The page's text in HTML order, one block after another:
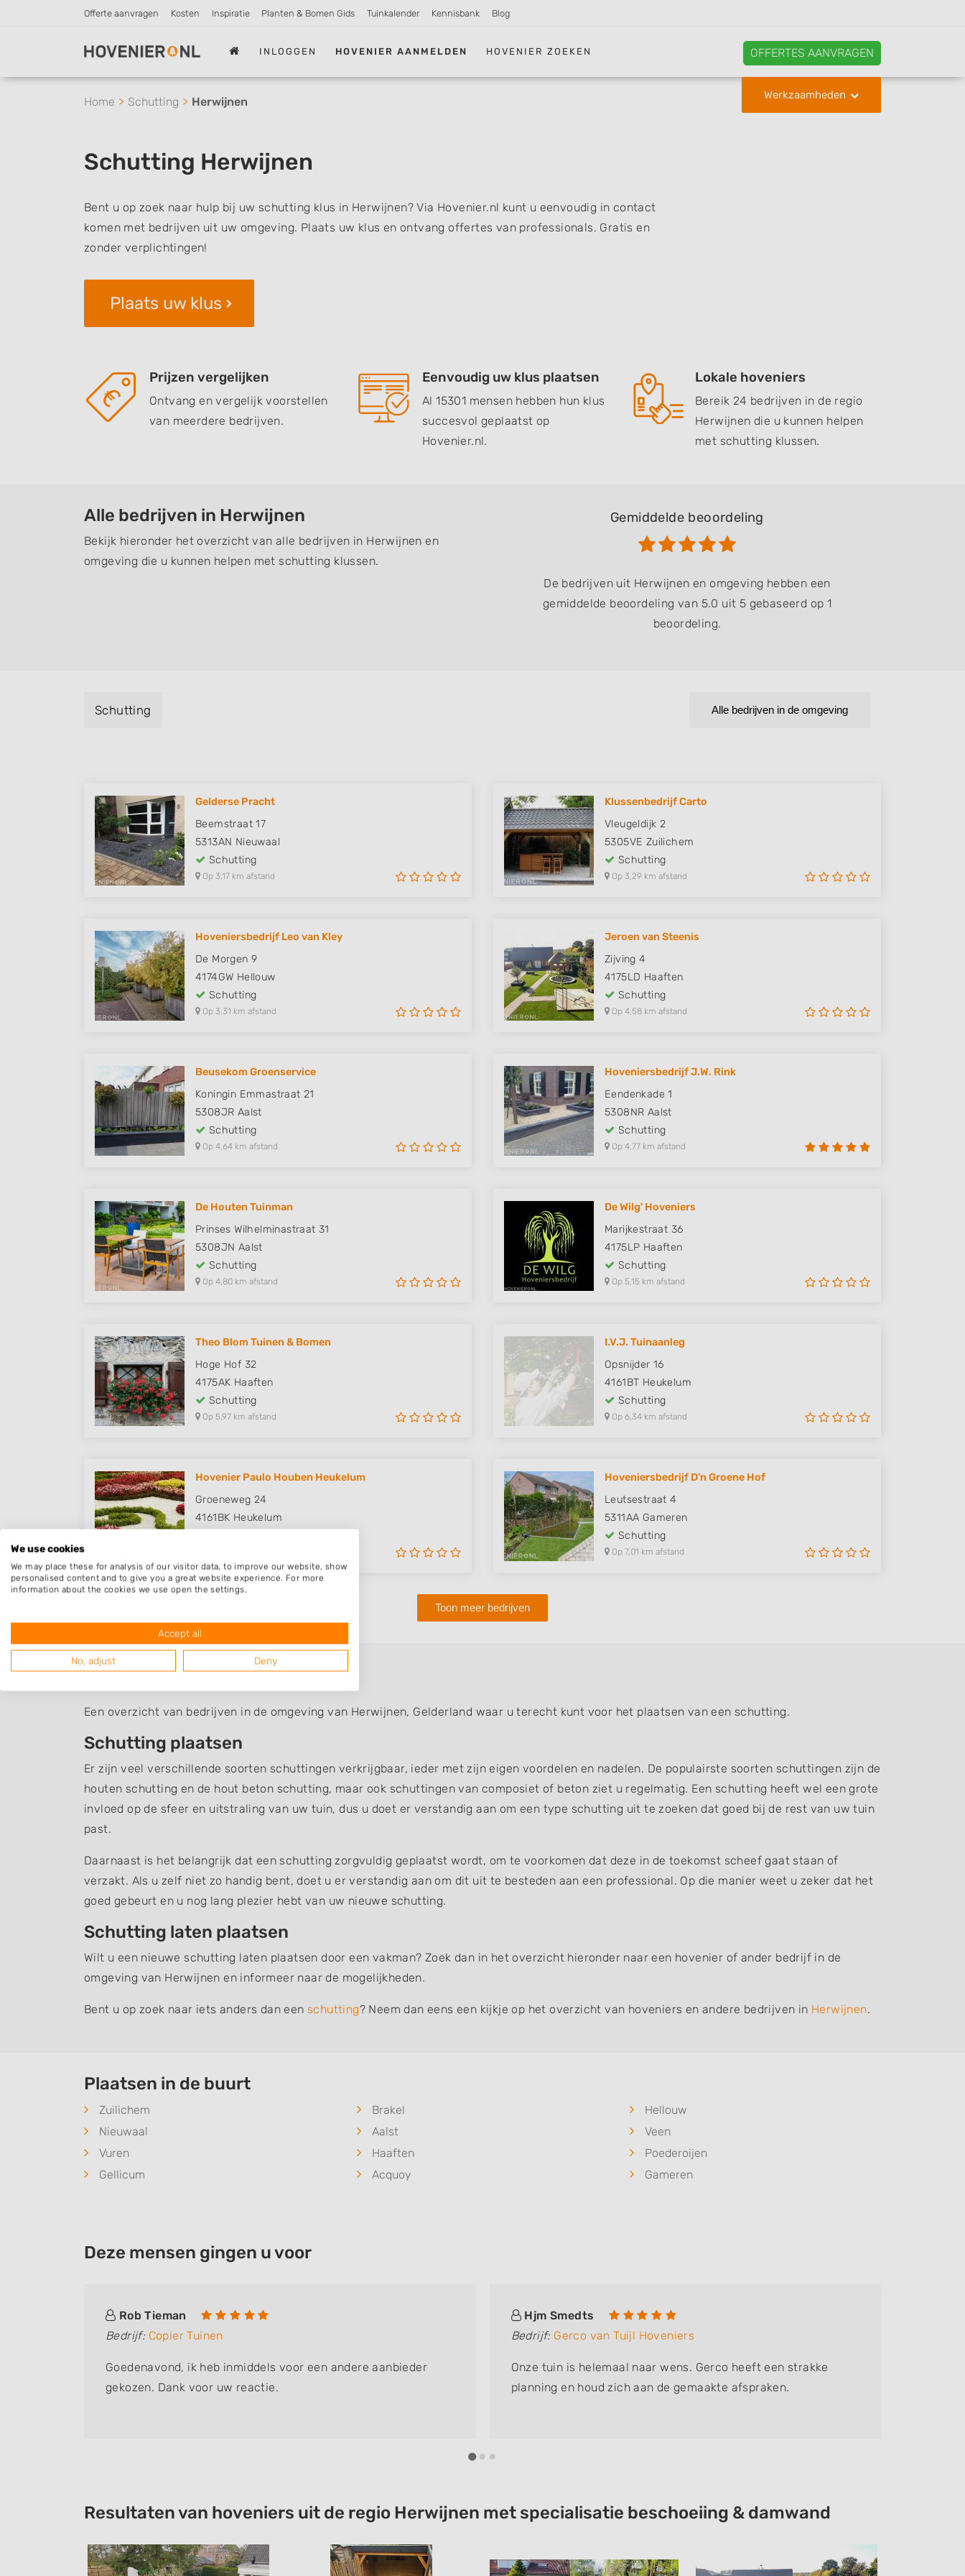
Offerte aanvragen Kosten Inspiratie Planten & Bomen Gids Tuinkalender Kennisbank Blog
INLOGGEN HOVENIER AANMELDEN HOVENIER ZOEKEN OFFERTES AANVRAGEN
Werkzaamheden
Home Schutting Herwijnen
Schutting Herwijnen
Bent u op zoek naar hulp bij uw schutting klus in Herwijnen? Via Hovenier.nl kunt u eenvoudig in contact
komen met bedrijven uit uw omgeving. Plaats uw klus en ontvang offertes van professionals. Gratis en
zonder verplichtingen!
Plaats uw klus
Prijzen vergelijken
Ontvang en vergelijk voorstellen
van meerdere bedrijven.
Eenvoudig uw klus plaatsen
Al 15301 mensen hebben hun klus
succesvol geplaatst op
Hovenier.nl.
Lokale hoveniers
Bereik 24 bedrijven in de regio
Herwijnen die u kunnen helpen
met schutting klussen.
Alle bedrijven in Herwijnen
Bekijk hieronder het overzicht van alle bedrijven in Herwijnen en
omgeving die u kunnen helpen met schutting klussen.
Gemiddelde beoordeling
De bedrijven uit Herwijnen en omgeving hebben een
gemiddelde beoordeling van 5.0 uit 5 gebaseerd op 1
beoordeling.
Schutting Alle bedrijven in de omgeving
Gelderse Pracht
Beemstraat 17
5313AN Nieuwaal
Schutting
Op 3,17 km afstand
Klussenbedrijf Carto
Vleugeldijk 2
5305VE Zuilichem
Schutting
Op 3,29 km afstand
Hoveniersbedrijf Leo van Kley
De Morgen 9
4174GW Hellouw
Schutting
Op 3,31 km afstand
Jeroen van Steenis
Zijving 4
4175LD Haaften
Schutting
Op 4,58 km afstand
Beusekom Groenservice
Koningin Emmastraat 21
5308JR Aalst
Schutting
Op 4,64 km afstand
Hoveniersbedrijf J.W. Rink
Eendenkade 1
5308NR Aalst
Schutting
Op 4,77 km afstand
De Houten Tuinman
Prinses Wilhelminastraat 31
5308JN Aalst
Schutting
Op 4,80 km afstand
De Wilg' Hoveniers
Marijkestraat 36
4175LP Haaften
Schutting
Op 5,15 km afstand
Theo Blom Tuinen & Bomen
Hoge Hof 32
4175AK Haaften
Schutting
Op 5,97 km afstand
I.V.J. Tuinaanleg
Opsnijder 16
4161BT Heukelum
Schutting
Op 6,34 km afstand
Hovenier Paulo Houben Heukelum
Groeneweg 24
4161BK Heukelum
Hoveniersbedrijf D'n Groene Hof
Leutsestraat 4
5311AA Gameren
Schutting
Op 7,01 km afstand
Toon meer bedrijven
Schutting Herwijnen
Een overzicht van bedrijven in de omgeving van Herwijnen, Gelderland waar u terecht kunt voor het plaatsen van een schutting.
Schutting plaatsen
Er zijn veel verschillende soorten schuttingen verkrijgbaar, ieder met zijn eigen voordelen en nadelen. De populairste soorten schuttingen zijn de
houten schutting en de hout beton schutting, maar ook schuttingen van composiet of beton ziet u regelmatig. Een schutting heeft wel een grote
invloed op de sfeer en uitstraling van uw tuin, dus u doet er verstandig aan om een type schutting uit te zoeken dat goed bij de rest van uw tuin
past.
Daarnaast is het belangrijk dat een schutting zorgvuldig geplaatst wordt, om te voorkomen dat deze in de toekomst scheef gaat staan of
verzakt. Als u zelf niet zo handig bent, doet u er verstandig aan om dit uit te besteden aan een professional. Op die manier weet u zeker dat het
goed gebeurt en u nog lang plezier hebt van uw nieuwe schutting.
Schutting laten plaatsen
Wilt u een nieuwe schutting laten plaatsen door een vakman? Zoek dan in het overzicht hieronder naar een hovenier of ander bedrijf in de
omgeving van Herwijnen en informeer naar de mogelijkheden.
Bent u op zoek naar iets anders dan een schutting? Neem dan eens een kijkje op het overzicht van hoveniers en andere bedrijven in Herwijnen.
Plaatsen in de buurt
Zuilichem Brakel
Hellouw
Nieuwaal
Aalst
Veen
Vuren
Haaften
Poederoijen
Gellicum
Acquoy Gameren
Deze mensen gingen u voor
Rob Tieman
Bedrijf: Copier Tuinen
Goedenavond, ik heb inmiddels voor een andere aanbieder
gekozen. Dank voor uw reactie.
Hjm Smedts
Bedrijf: Gerco van Tuijl Hoveniers
Onze tuin is helemaal naar wens. Gerco heeft een strakke
planning en houd zich aan de gemaakte afspraken.
Resultaten van hoveniers uit de regio Herwijnen met specialisatie beschoeiing & damwand
We use cookies
We may place these for analysis of our visitor data, to improve our website, show
personalised content and to give you a great website experience. For more
information about the cookies we use open the settings.
Accept all
No, adjust Deny